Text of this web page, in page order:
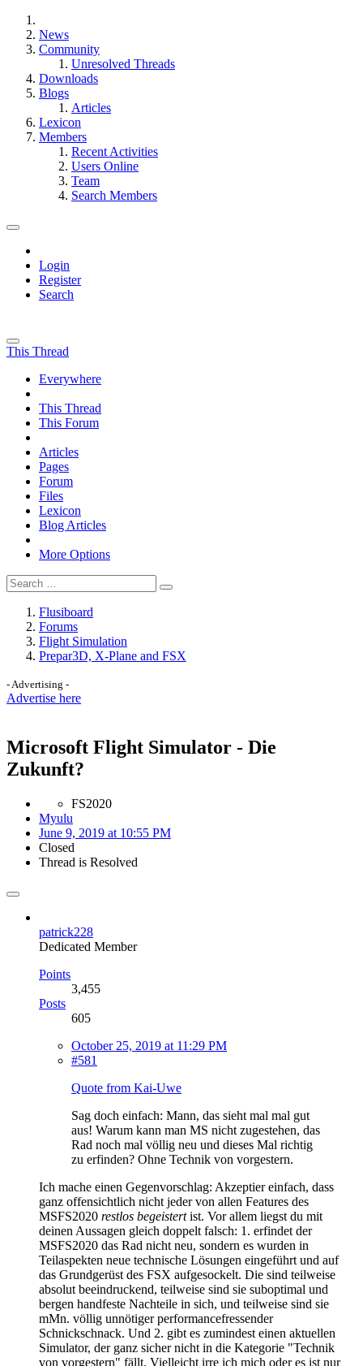
News
Community
Unresolved Threads
Downloads
Blogs
Articles
Lexicon
Members
Recent Activities
Users Online
Team
Search Members
Login
Register
Search
This Thread
Everywhere
This Thread
This Forum
Articles
Pages
Forum
Files
Lexicon
Blog Articles
More Options
Flusiboard
Forums
Flight Simulation
Prepar3D, X-Plane and FSX
- Advertising -
Advertise here
Microsoft Flight Simulator - Die
Zukunft?
FS2020
Myulu
June 9, 2019 at 10:55 PM
Closed
Thread is Resolved
patrick228
Dedicated Member
Points
3,455
Posts
605
October 25, 2019 at 11:29 PM
#581
Quote from Kai-Uwe
Sag doch einfach: Mann, das sieht mal mal gut
aus! Warum kann man MS nicht zugestehen, das
Rad noch mal völlig neu und dieses Mal richtig
zu erfinden? Ohne Technik von vorgestern.
Ich mache einen Gegenvorschlag: Akzeptier einfach, dass
ganz offensichtlich nicht jeder von allen Features des
MSFS2020 restlos begeistertist. Vor allem liegst du mit
deinen Aussagen gleich doppelt falsch: 1. erfindet der
MSFS2020 das Rad nicht neu, sondern es wurden in
Teilaspekten neue technische Lösungen eingeführt und auf
das Grundgerüst des FSX aufgesockelt. Die sind teilweise
absolut beeindruckend, teilweise sind sie suboptimal und
bergen handfeste Nachteile in sich, und teilweise sind sie
mMn. völlig unnötiger performancefressender
Schnickschnack. Und 2. gibt es zumindest einen aktuellen
Simulator, der ganz sicher nicht in die Kategorie "Technik
von vorgestern" fällt. Vielleicht irre ich mich oder es ist nur